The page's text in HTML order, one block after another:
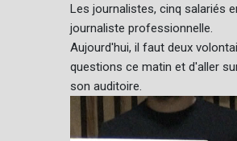
Les journalistes, cinq salariés
journaliste professionnelle.
Aujourd'hui, il faut deux
questions ce matin et d'aller
son auditoire.